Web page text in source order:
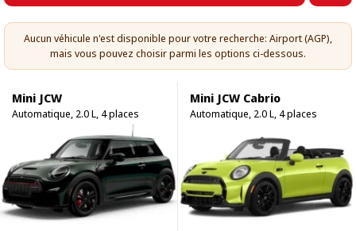
Aucun véhicule n'est disponible pour votre recherche: Airport (AGP),
mais vous pouvez choisir parmi les options ci-dessous.
Mini JCW
Automatique, 2.0 L, 4 places
Mini JCW Cabrio
Automatique, 2.0 L, 4 places